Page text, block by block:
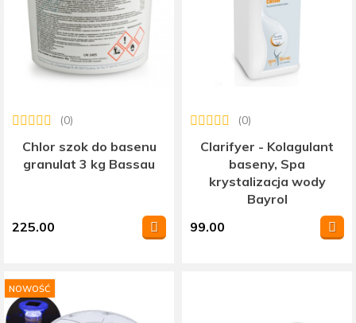
Chlor szok do basenu
granulat 3 kg Bassau
(0)
225.00
Clarifyer - Kolagulant
baseny, Spa
krystalizacja wody
Bayrol
(0)
99.00
NOWOŚĆ